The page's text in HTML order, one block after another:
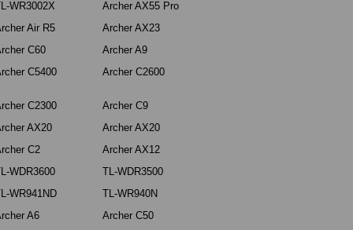
WR3002X
Archer AX55 Pro
Air R5
Archer AX23
C60
Archer A9
C5400 Archer C2600
C2300
Archer C9
AX20
Archer AX20
C2
Archer AX12
WDR3600
TL-WDR3500
WR941ND
TL-WR940N
A6
Archer C50